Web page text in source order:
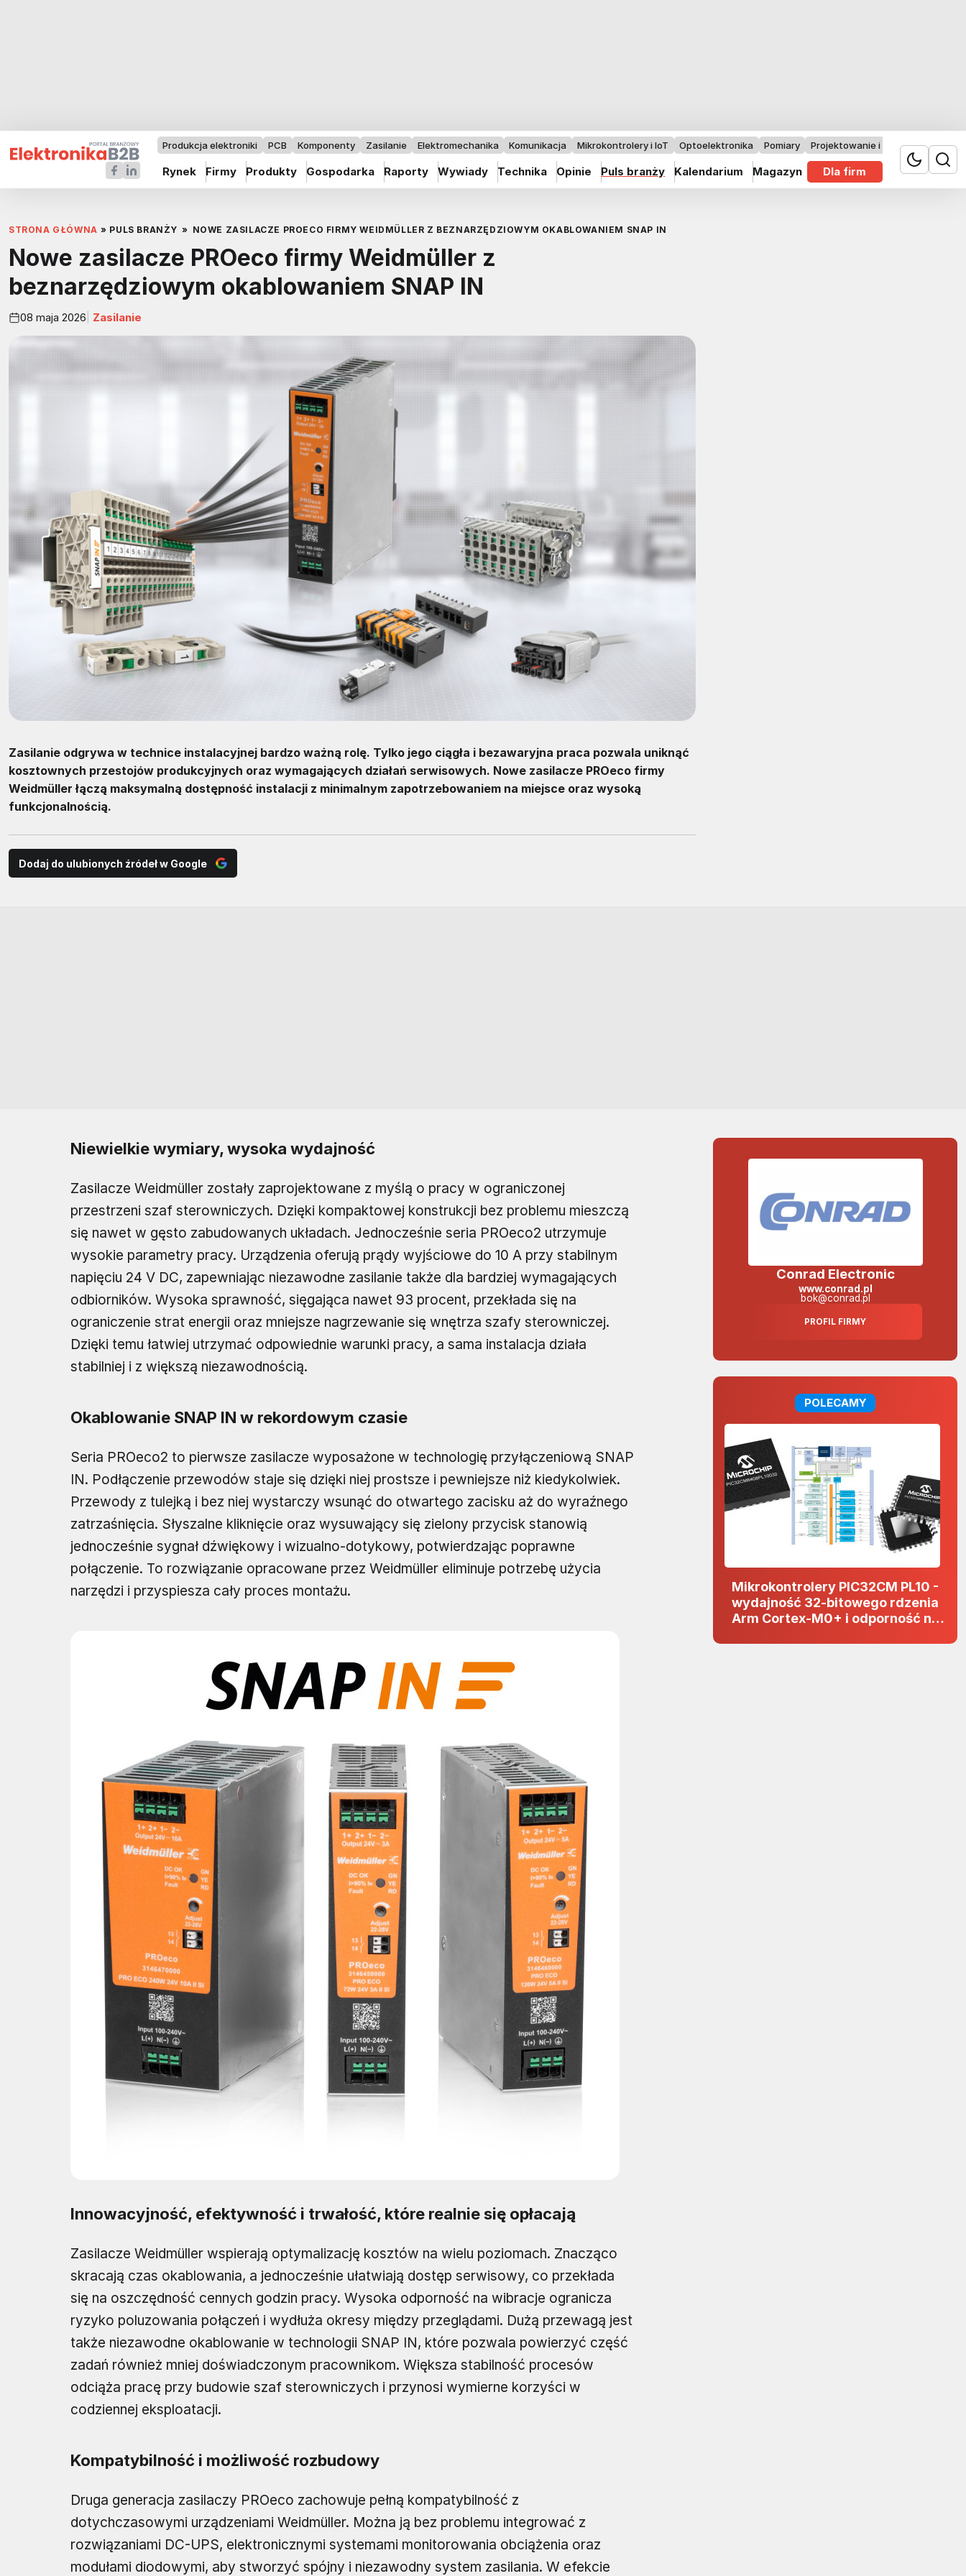
Produkcja elektroniki PCB Komponenty Zasilanie Elektromechanika Komunikacja Mikrokontrolery i IoT Optoelektronika Pomiary Projektowanie i badania
Rynek Firmy Produkty Gospodarka Raporty Wywiady Technika Opinie Puls branży Kalendarium Magazyn Dla firm
STRONA GŁÓWNA » PULS BRANŻY » NOWE ZASILACZE PROECO FIRMY WEIDMÜLLER Z BEZNARZĘDZIOWYM OKABLOWANIEM SNAP IN
Nowe zasilacze PROeco firmy Weidmüller z
beznarzędziowym okablowaniem SNAP IN
08 maja 2026 Zasilanie
Zasilanie odgrywa w technice instalacyjnej bardzo ważną rolę. Tylko jego ciągła i bezawaryjna praca pozwala uniknąć
kosztownych przestojów produkcyjnych oraz wymagających działań serwisowych. Nowe zasilacze PROeco firmy
Weidmüller łączą maksymalną dostępność instalacji z minimalnym zapotrzebowaniem na miejsce oraz wysoką
funkcjonalnością.
Dodaj do ulubionych źródeł w Google
Niewielkie wymiary, wysoka wydajność
Zasilacze Weidmüller zostały zaprojektowane z myślą o pracy w ograniczonej
przestrzeni szaf sterowniczych. Dzięki kompaktowej konstrukcji bez problemu mieszczą
się nawet w gęsto zabudowanych układach. Jednocześnie seria PROeco2 utrzymuje
wysokie parametry pracy. Urządzenia oferują prądy wyjściowe do 10 A przy stabilnym
napięciu 24 V DC, zapewniając niezawodne zasilanie także dla bardziej wymagających
odbiorników. Wysoka sprawność, sięgająca nawet 93 procent, przekłada się na
ograniczenie strat energii oraz mniejsze nagrzewanie się wnętrza szafy sterowniczej.
Dzięki temu łatwiej utrzymać odpowiednie warunki pracy, a sama instalacja działa
stabilniej i z większą niezawodnością.
Okablowanie SNAP IN w rekordowym czasie
Seria PROeco2 to pierwsze zasilacze wyposażone w technologię przyłączeniową SNAP
IN. Podłączenie przewodów staje się dzięki niej prostsze i pewniejsze niż kiedykolwiek.
Przewody z tulejką i bez niej wystarczy wsunąć do otwartego zacisku aż do wyraźnego
zatrzaśnięcia. Słyszalne kliknięcie oraz wysuwający się zielony przycisk stanowią
jednocześnie sygnał dźwiękowy i wizualno-dotykowy, potwierdzając poprawne
połączenie. To rozwiązanie opracowane przez Weidmüller eliminuje potrzebę użycia
narzędzi i przyspiesza cały proces montażu.
Innowacyjność, efektywność i trwałość, które realnie się opłacają
Zasilacze Weidmüller wspierają optymalizację kosztów na wielu poziomach. Znacząco
skracają czas okablowania, a jednocześnie ułatwiają dostęp serwisowy, co przekłada
się na oszczędność cennych godzin pracy. Wysoka odporność na wibracje ogranicza
ryzyko poluzowania połączeń i wydłuża okresy między przeglądami. Dużą przewagą jest
także niezawodne okablowanie w technologii SNAP IN, które pozwala powierzyć część
zadań również mniej doświadczonym pracownikom. Większa stabilność procesów
odciąża pracę przy budowie szaf sterowniczych i przynosi wymierne korzyści w
codziennej eksploatacji.
Kompatybilność i możliwość rozbudowy
Druga generacja zasilaczy PROeco zachowuje pełną kompatybilność z
dotychczasowymi urządzeniami Weidmüller. Można ją bez problemu integrować z
rozwiązaniami DC-UPS, elektronicznymi systemami monitorowania obciążenia oraz
modułami diodowymi, aby stworzyć spójny i niezawodny system zasilania. W efekcie
Conrad Electronic
www.conrad.pl
bok@conrad.pl
PROFIL FIRMY
POLECAMY
Mikrokontrolery PIC32CM PL10 -
wydajność 32-bitowego rdzenia
Arm Cortex-M0+ i odporność na